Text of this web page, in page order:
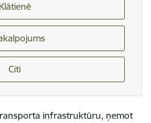
Klātienē
Citi
infrastruktūru, ņemot